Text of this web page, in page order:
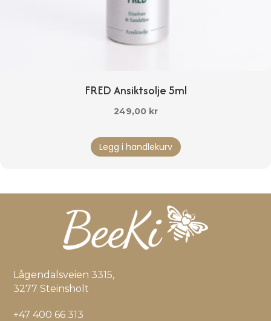
FRED Ansiktsolje 5ml
249,00 kr
Legg i handlekurv
Lågendalsveien 3315,
3277 Steinsholt
+47 400 66 313